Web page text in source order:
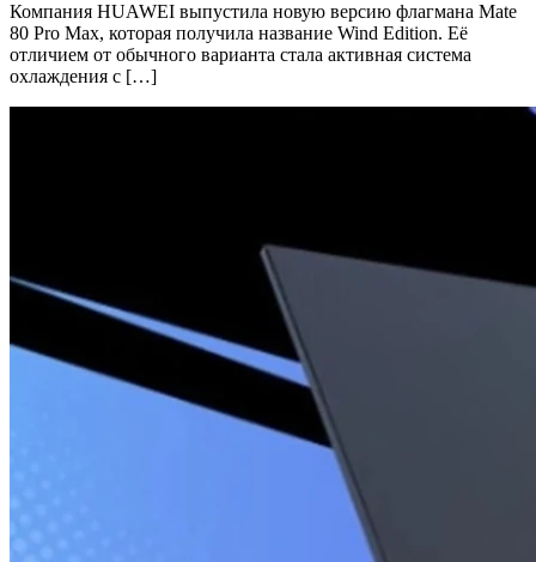
Компания HUAWEI выпустила новую версию флагмана Mate
80 Pro Max, которая получила название Wind Edition. Её
отличием от обычного варианта стала активная система
охлаждения с […]